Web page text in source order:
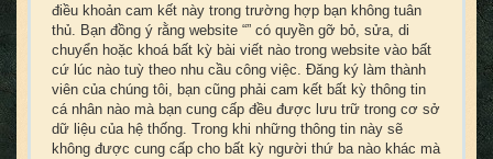
điều khoản cam kết này trong trường hợp bạn không tuân
thủ. Bạn đồng ý rằng website “” có quyền gỡ bỏ, sửa, di
chuyển hoặc khoá bất kỳ bài viết nào trong website vào bất
cứ lúc nào tuỳ theo nhu cầu công việc. Đăng ký làm thành
viên của chúng tôi, bạn cũng phải cam kết bất kỳ thông tin
cá nhân nào mà bạn cung cấp đều được lưu trữ trong cơ sở
dữ liệu của hệ thống. Trong khi những thông tin này sẽ
không được cung cấp cho bất kỳ người thứ ba nào khác mà